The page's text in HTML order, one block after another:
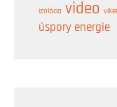
izolácia video
úspory energie